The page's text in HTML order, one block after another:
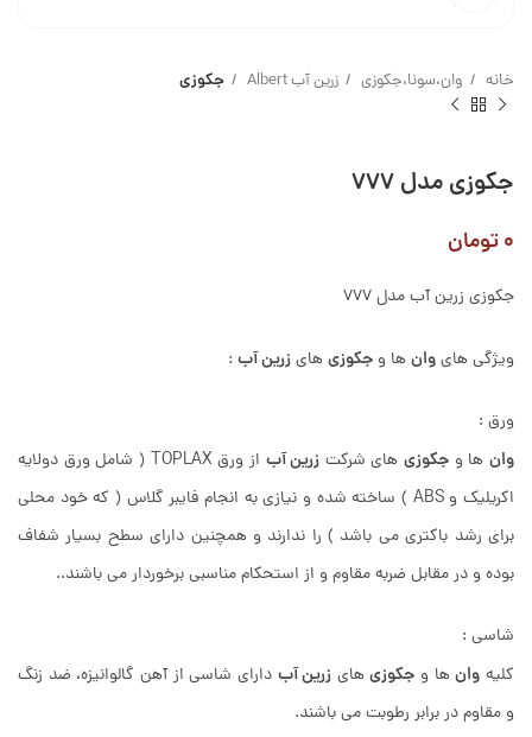
خانه وان،سونا،جکوزی زرین آب Albert جکوزی
جکوزی مدل ۷۷۷
۰تومان
جکوزی زرین آب مدل 777
ویژگی هایوان ها و جکوزی هایزرین آب :
ورق :
وانها و جکوزیهای شرکت زرین آب
از ورق TOPLAX ( شامل ورق دولایه
اکریلیک و ABS ) ساخته شده و نیازی به انجام فایبر گلاس ( که خود محلی
برای رشد باکتری می باشد ) را ندارند و همچنین دارای سطح بسیار شفاف
بوده و در مقابل ضربه مقاوم و از استحکام مناسبی برخوردار می باشند..
شاسی :
کلیه وانها و جکوزیهای زرین آب دارای شاسی از آهن گالوانیزه، ضد زنگ
و مقاوم در برابر رطوبت می باشند.